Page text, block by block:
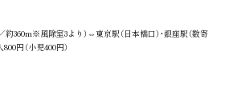
約360m※風除室3より）⇔東京駅（日本橋口）・銀座駅（数寄
円（小児400円）